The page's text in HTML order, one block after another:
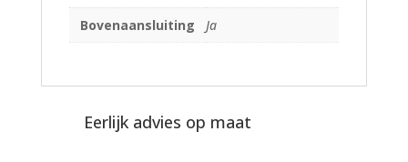
Bovenaansluiting
Ja
Eerlijk advies op maat